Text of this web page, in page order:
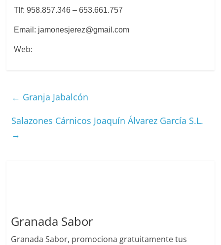
Tlf: 958.857.346 – 653.661.757
Email: jamonesjerez@gmail.com
Web:
← Granja Jabalcón
Salazones Cárnicos Joaquín Álvarez García S.L.
→
Granada Sabor
Granada Sabor, promociona gratuitamente tus